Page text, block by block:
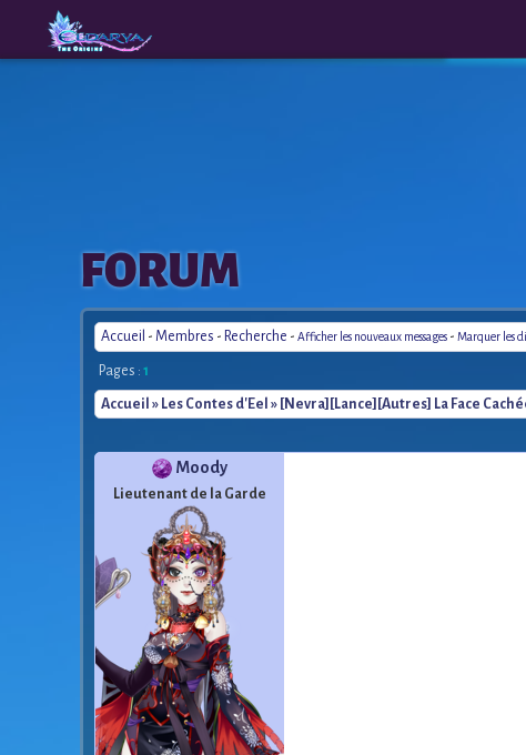
The
Origins
FORUM
Accueil - Membres - Recherche - Afficher les nouveaux messages - Marquer les
Pages : 1
Accueil » Les Contes d'Eel » [Nevra][Lance][Autres] La Face
Moody
Lieutenant de la Garde